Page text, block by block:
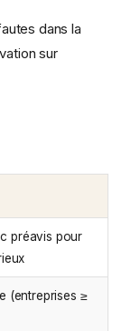
dans la
sur
préavis pour
(entreprises ≥